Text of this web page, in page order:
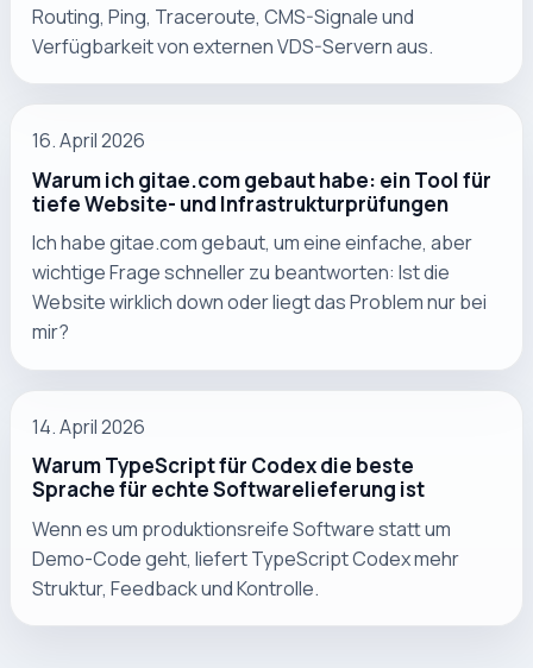
Routing, Ping, Traceroute, CMS-Signale und
Verfügbarkeit von externen VDS-Servern aus.
16. April 2026
Warum ich gitae.com gebaut habe: ein Tool für
tiefe Website- und Infrastrukturprüfungen
Ich habe gitae.com gebaut, um eine einfache, aber
wichtige Frage schneller zu beantworten: Ist die
Website wirklich down oder liegt das Problem nur bei
mir?
14. April 2026
Warum TypeScript für Codex die beste
Sprache für echte Softwarelieferung ist
Wenn es um produktionsreife Software statt um
Demo-Code geht, liefert TypeScript Codex mehr
Struktur, Feedback und Kontrolle.